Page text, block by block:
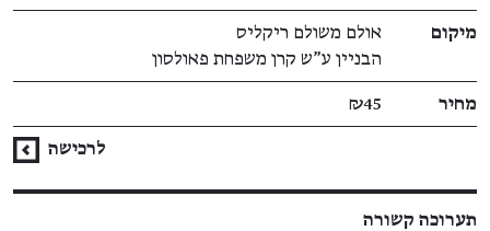
מיקום
אולם משולם ריקליס
הבניין ע"ש קרן משפחת פאולסון
מחיר ₪45
לרכישה
תערוכה קשורה